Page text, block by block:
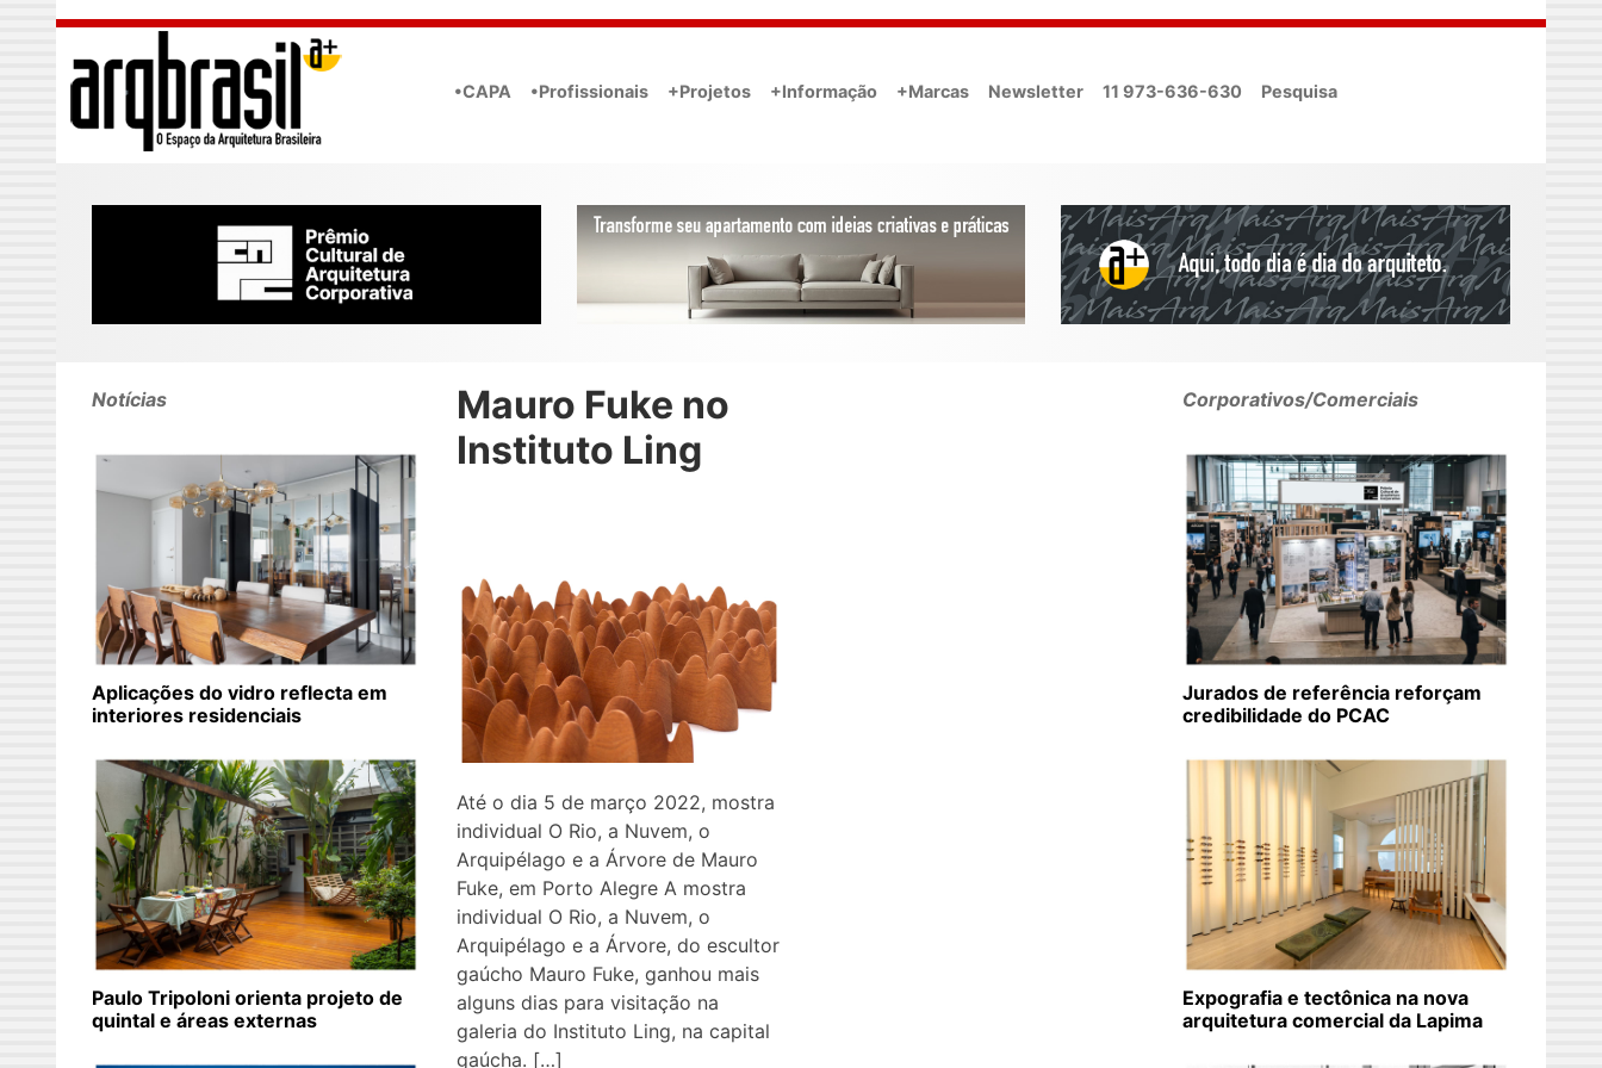
Skip to main content
•CAPA •Profissionais +Projetos +Informação +Marcas Newsletter 11 973-636-630 Pesquisa
Mauro Fuke no
Instituto Ling
Até o dia 5 de março 2022, mostra
individual O Rio, a Nuvem, o
Arquipélago e a Árvore de Mauro
Fuke, em Porto Alegre A mostra
individual O Rio, a Nuvem, o
Arquipélago e a Árvore, do escultor
gaúcho Mauro Fuke, ganhou mais
alguns dias para visitação na
galeria do Instituto Ling, na capital
gaúcha. […]
Notícias
Aplicações do vidro reflecta em
interiores residenciais
Paulo Tripoloni orienta projeto de
quintal e áreas externas
Corporativos/Comerciais
Jurados de referência reforçam
credibilidade do PCAC
Expografia e tectônica na nova
arquitetura comercial da Lapima